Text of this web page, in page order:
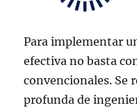
Para implementar
efectiva no basta
convencionales. Se
profunda de